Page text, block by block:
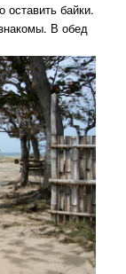
оставить байки.
В обед